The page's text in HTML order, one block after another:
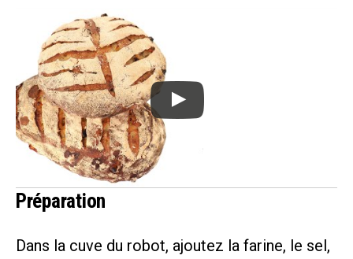
Préparation
Dans la cuve du robot, ajoutez la farine, le sel,